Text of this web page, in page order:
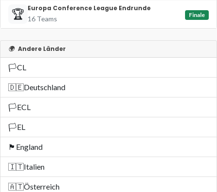
🏆 Europa Conference League Endrunde
16 Teams
Finale
🌍 Andere Länder
🏳️CL
🇩🇪Deutschland
🏳️ECL
🏳️EL
🏴󠁧󠁢󠁥󠁮󠁧󠁿 England
🇮🇹Italien
🇦🇹Österreich